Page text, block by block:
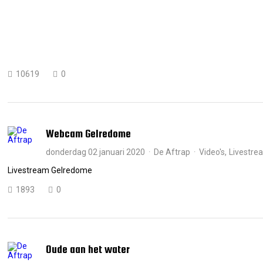
10619 0
Webcam Gelredome
donderdag 02 januari 2020 De Aftrap Video's
Livestream Gelredome
1893 0
Oude aan het water